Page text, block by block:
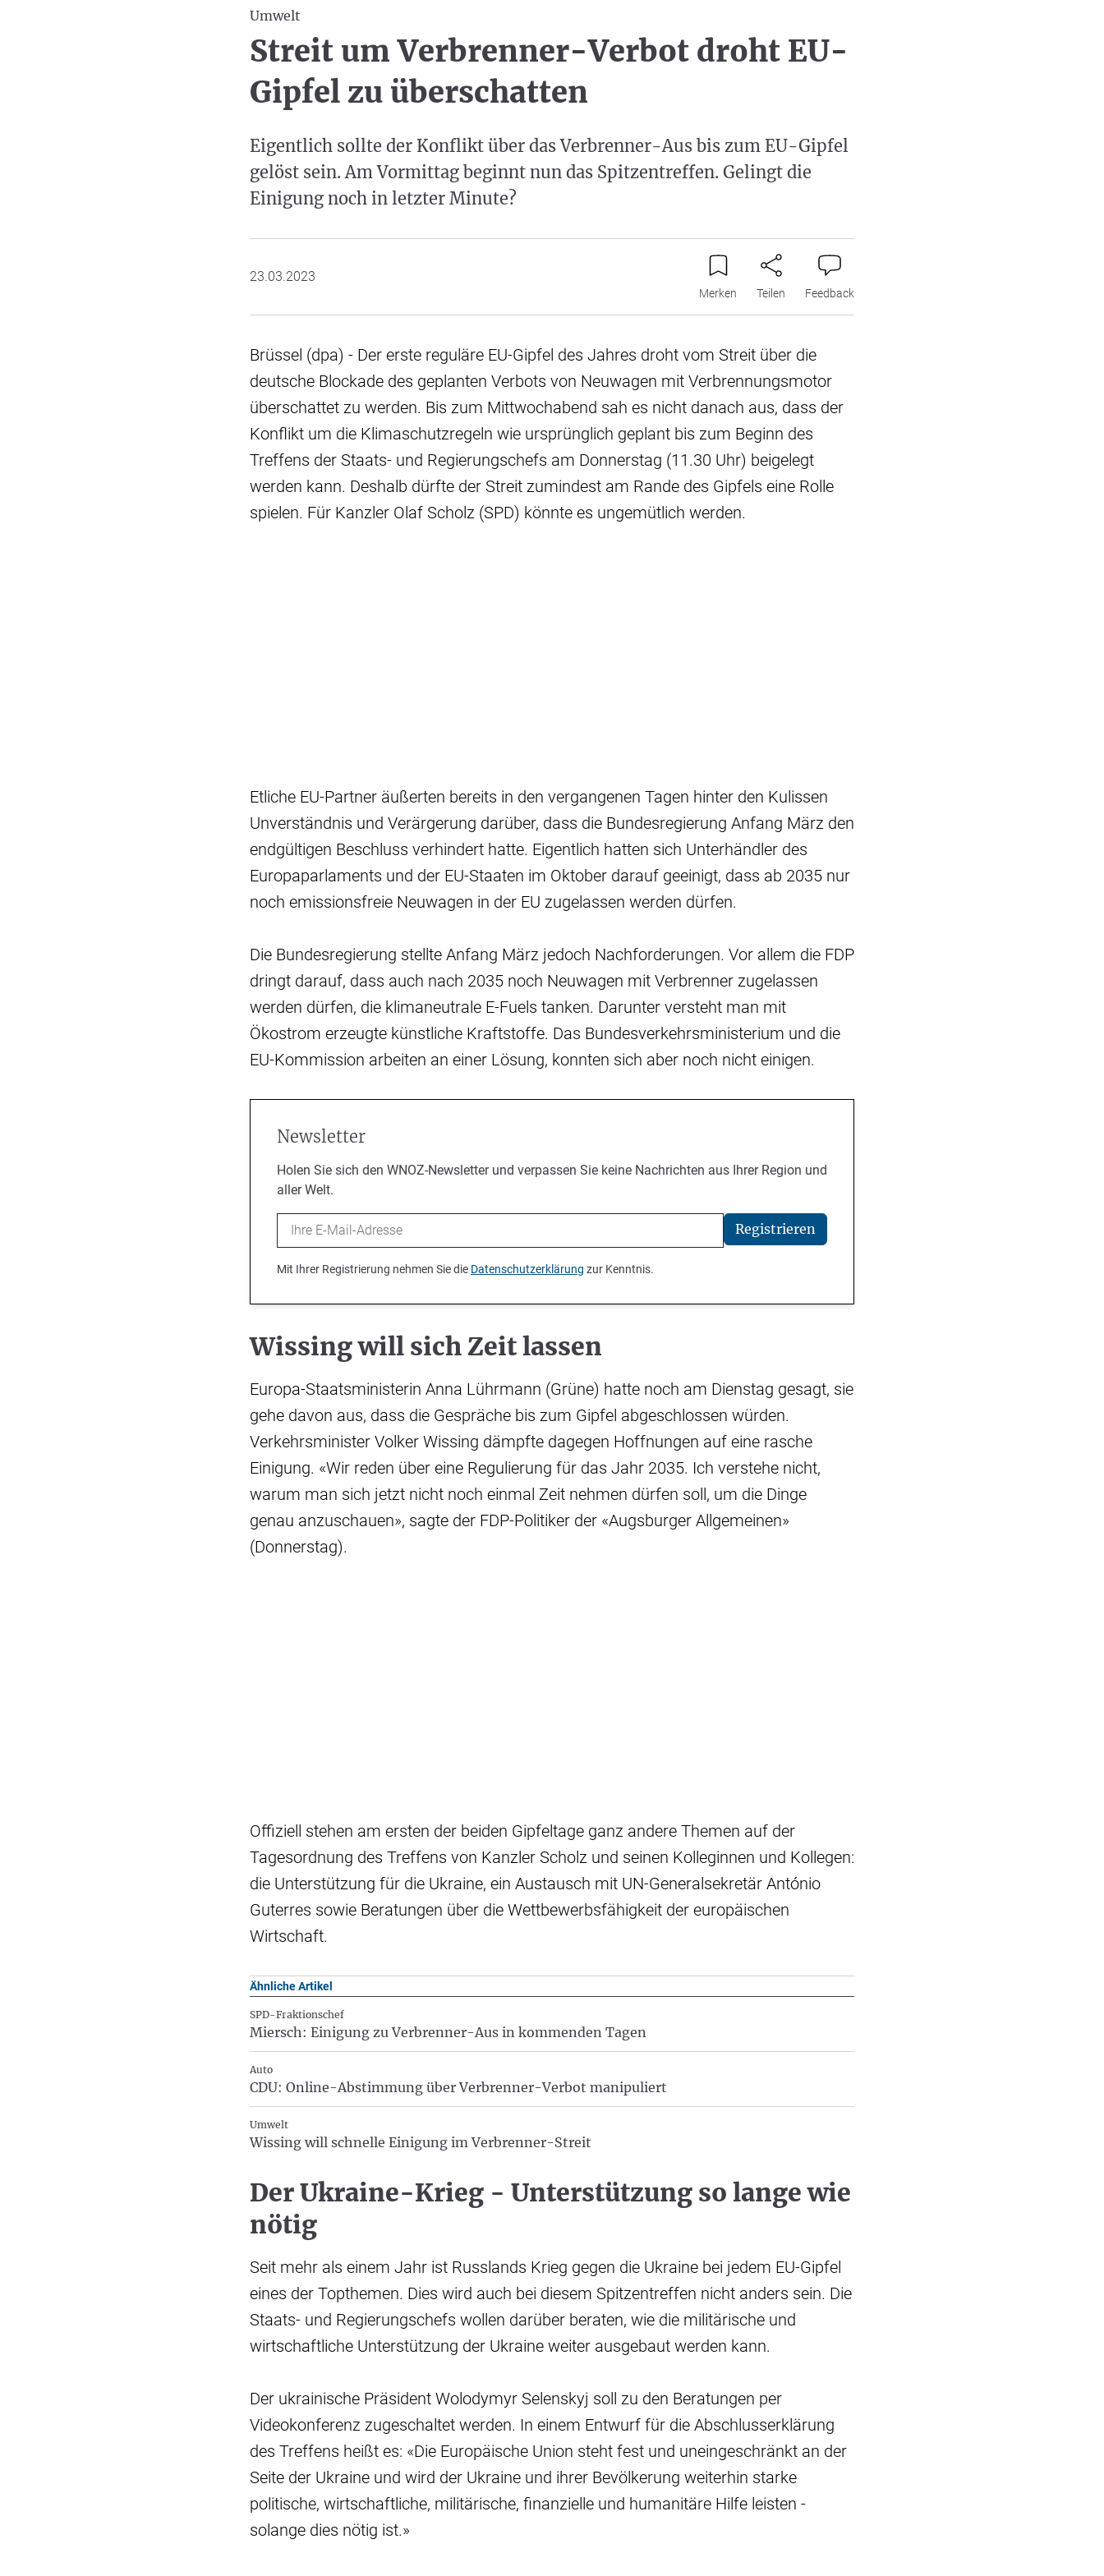
Umwelt
Streit um Verbrenner-Verbot droht EU-
Gipfel zu überschatten
Eigentlich sollte der Konflikt über das Verbrenner-Aus bis zum EU-Gipfel
gelöst sein. Am Vormittag beginnt nun das Spitzentreffen. Gelingt die
Einigung noch in letzter Minute?
23.03.2023
Merken Teilen Feedback
Brüssel (dpa) - Der erste reguläre EU-Gipfel des Jahres droht vom Streit über die
deutsche Blockade des geplanten Verbots von Neuwagen mit Verbrennungsmotor
überschattet zu werden. Bis zum Mittwochabend sah es nicht danach aus, dass der
Konflikt um die Klimaschutzregeln wie ursprünglich geplant bis zum Beginn des
Treffens der Staats- und Regierungschefs am Donnerstag (11.30 Uhr) beigelegt
werden kann. Deshalb dürfte der Streit zumindest am Rande des Gipfels eine Rolle
spielen. Für Kanzler Olaf Scholz (SPD) könnte es ungemütlich werden.
Etliche EU-Partner äußerten bereits in den vergangenen Tagen hinter den Kulissen
Unverständnis und Verärgerung darüber, dass die Bundesregierung Anfang März den
endgültigen Beschluss verhindert hatte. Eigentlich hatten sich Unterhändler des
Europaparlaments und der EU-Staaten im Oktober darauf geeinigt, dass ab 2035 nur
noch emissionsfreie Neuwagen in der EU zugelassen werden dürfen.
Die Bundesregierung stellte Anfang März jedoch Nachforderungen. Vor allem die FDP
dringt darauf, dass auch nach 2035 noch Neuwagen mit Verbrenner zugelassen
werden dürfen, die klimaneutrale E-Fuels tanken. Darunter versteht man mit
Ökostrom erzeugte künstliche Kraftstoffe. Das Bundesverkehrsministerium und die
EU-Kommission arbeiten an einer Lösung, konnten sich aber noch nicht einigen.
Newsletter
Holen Sie sich den WNOZ-Newsletter und verpassen Sie keine Nachrichten aus Ihrer Region und
aller Welt.
Email Registrieren
Mit Ihrer Registrierung nehmen Sie die Datenschutzerklärung zur Kenntnis.
Wissing will sich Zeit lassen
Europa-Staatsministerin Anna Lührmann (Grüne) hatte noch am Dienstag gesagt, sie
gehe davon aus, dass die Gespräche bis zum Gipfel abgeschlossen würden.
Verkehrsminister Volker Wissing dämpfte dagegen Hoffnungen auf eine rasche
Einigung. «Wir reden über eine Regulierung für das Jahr 2035. Ich verstehe nicht,
warum man sich jetzt nicht noch einmal Zeit nehmen dürfen soll, um die Dinge
genau anzuschauen», sagte der FDP-Politiker der «Augsburger Allgemeinen»
(Donnerstag).
Offiziell stehen am ersten der beiden Gipfeltage ganz andere Themen auf der
Tagesordnung des Treffens von Kanzler Scholz und seinen Kolleginnen und Kollegen:
die Unterstützung für die Ukraine, ein Austausch mit UN-Generalsekretär António
Guterres sowie Beratungen über die Wettbewerbsfähigkeit der europäischen
Wirtschaft.
Ähnliche Artikel
SPD-Fraktionschef
Miersch: Einigung zu Verbrenner-Aus in kommenden Tagen
Auto
CDU: Online-Abstimmung über Verbrenner-Verbot manipuliert
Umwelt
Wissing will schnelle Einigung im Verbrenner-Streit
Der Ukraine-Krieg - Unterstützung so lange wie
nötig
Seit mehr als einem Jahr ist Russlands Krieg gegen die Ukraine bei jedem EU-Gipfel
eines der Topthemen. Dies wird auch bei diesem Spitzentreffen nicht anders sein. Die
Staats- und Regierungschefs wollen darüber beraten, wie die militärische und
wirtschaftliche Unterstützung der Ukraine weiter ausgebaut werden kann.
Der ukrainische Präsident Wolodymyr Selenskyj soll zu den Beratungen per
Videokonferenz zugeschaltet werden. In einem Entwurf für die Abschlusserklärung
des Treffens heißt es: «Die Europäische Union steht fest und uneingeschränkt an der
Seite der Ukraine und wird der Ukraine und ihrer Bevölkerung weiterhin starke
politische, wirtschaftliche, militärische, finanzielle und humanitäre Hilfe leisten -
solange dies nötig ist.»